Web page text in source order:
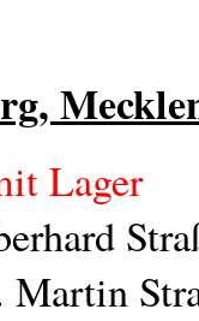
Lager
Martin